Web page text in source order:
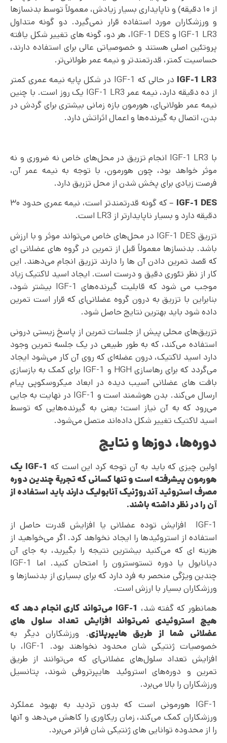
از ۱۰ دقیقه) و ناپایداری بسیار زیادش، معمولاً توسط بدنسازها
و ورزشکاران مورد استفاده قرار نمی‌گیرد. دو گونه متداول
IGF-1 LR3 و IGF-1 DES، هر دو، گونه های تغییر شکل یافته
پروتئین اصلی هستند و خصوصیاتی عالی برای استفاده دارند،
حساسیت کمتر، قدرتمندتر و نیمه عمر طولانی‌تر.
IGF-1 LR3
در حالی که IGF-1 در شکل پایه نیمه عمری کمتر
از ده دقیقه دارد، نیمه عمر IGF-1 LR3 یک روز است. با چنین
نیمه عمر طولانی‌ای، هورمون بازه زمانی بیشتری برای گردش در
بدن، اتصال به گیرنده‌ها و اعمال اثراتش دارد.
با IGF-1 LR3 انجام تزریق در محل‌های خاص نه ضروری و نه
موثر خواهد بود، چون هورمون، با توجه به نیمه عمر آن،
فرصت زیادی برای پخش شدن از محل تزریق دارد.
IGF-1 DES
– که گونه قدرتمندتر است، نیمه عمری حدود ۳۰
دقیقه دارد و بسیار ناپایدارتر از LR3 است.
تزریق IGF-1 DES در محل‌های خاص می‌تواند موثر و با ارزش
باشد. بدنسازها معمولاً قبل از تمرین در گروه های عضلانی ای
که قصد تمرین دادن آن ها را دارند تزریق انجام می‌دهند. این
کار از نظر تئوری دقیق و درست است. ایجاد اسید لاکتیک زیاد
موجب می شود که قابلیت گیرنده‌های IGF-1 بیشتر شود،
بنابراین با تزریق به درون گروه عضلانی‌ای که قرار است تمرین
داده شود باید بهترین نتایج حاصل شود.
تزریق‌های محلی پیش از جلسات تمرین از پاسخ زیستی درونی
استفاده می‌کند، که به طور طبیعی در یک جلسه تمرین وجود
دارد اسید لاکتیک، درون عضله‌ای که روی آن کار می‌شود ایجاد
می‌گردد که برای رهاسازی HGH و IGF-1 برای کمک به بازسازی
بافت های عضلانی آسیب دیده در ابعاد میکروسکوپی پیام
ارسال می‌کند. بدن هوشمند است و IGF-1 در نهایت به جایی
می‌رود که به آن نیاز است؛ یعنی به گیرنده‌هایی که توسط
اسید لاکتیک تغییر شکل داده‌اند متصل می‌شود.
دوره‌ها، دوزها و نتایج
اولین چیزی که باید به آن توجه کرد این است که IGF-1 یک
هورمون پیشرفته است و تنها کسانی که تجربة چندین دوره
مصرف استروئید آندروژنیک آنابولیک دارند باید استفاده از
آن را در نظر داشته باشند.
IGF-1 افزایش توده عضلانی یا افزایش قدرت حاصل از
استفاده از استروئیدها را ایجاد نخواهد کرد. اگر می‌خواهید از
هزینه ای که می‌کنید بیشترین نتیجه را بگیرید، به جای آن
دیانابول یا دوره تستوسترون را امتحان کنید. اما IGF-1
چندین ویژگی منحصر به فرد دارد که برای بسیاری از بدنسازها و
ورزشکاران بسیار با ارزش است.
همانطور که گفته شد، IGF-1 می‌تواند کاری انجام دهد که
هیچ استروئیدی نمی‌تواند افزایش تعداد سلول های
عضلانی شما از طریق هایپرپلازی. ورزشکاران دیگر به
خصوصیات ژنتیکی شان محدود نخواهند بود. IGF-1، با
افزایش تعداد سلول‌های عضلانی‌ای که می‌توانند از طریق
تمرین و دوره‌های استروئید هایپرتروفی شوند، پتانسیل
ورزشکاران را بالا می‌برد.
IGF-1 هورمونی است که بدون تردید به بهبود عملکرد
ورزشکاران کمک می‌کند، زمان ریکاوری را کاهش می‌دهد و آنها
را از محدوده توانایی های ژنتیکی شان فراتر می‌برد.